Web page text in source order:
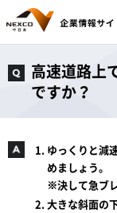
高速道路上
ですか？
ゆっくりと減
めましょう。
※決して急ブ
大きな斜面の